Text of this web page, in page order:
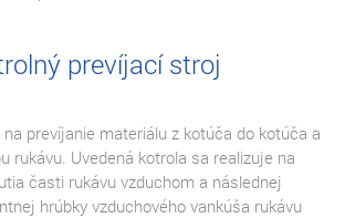
prevíjací stroj
prevíjanie materiálu z kotúča do kotúča a
rukávu. Uvedená kotrola sa realizuje na
časti rukávu vzduchom a následnej
hrúbky vzduchového vankúša rukávu